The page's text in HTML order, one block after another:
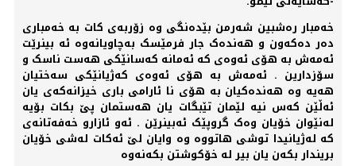
خەمبار رەشبین شەرمن بێدەنگی وە زۆربەی کات بە خەمباری
دەر دەکەون و هەندەک جار فرمێسک بەچاویانەوە ئە بینرێت
ئەمەش بە هۆی ئەوەی کە ئەمانە کەسانێکی هەست ناسک و
سۆزدارین . ئەمەش بە هۆی ئەوەی کەژیانێکی سەختیان
هەیە وە هەندەکیان بە هۆی نا ئارامی باری خیزانەکەی یان
ئەڵێن کەس نیە لێمان تێبگات یان هەستمان پێ بکات بۆیە
لەنێوان خۆیان وەک گروپێک ئەبینرێن . ئەو ئازارو خەفەتانەی
کە لەژیانیدا توشی هاتووە وە وایان لێ ئەکات لەشی خۆیان
بریندار بکەن یان بیر لە خۆکوشتن بکەنەوە